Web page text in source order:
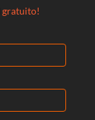
gratuito!